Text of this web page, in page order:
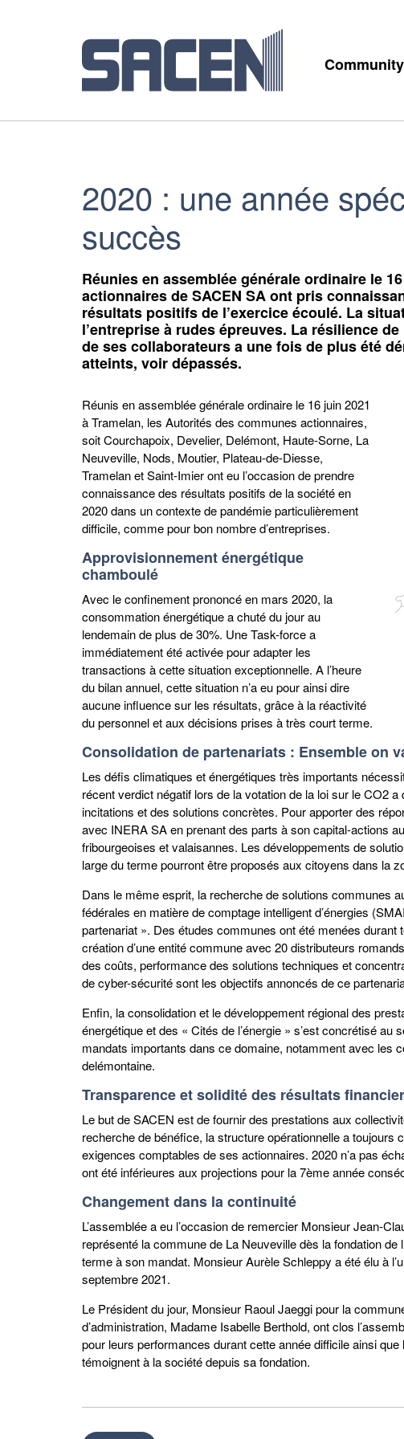
Community
2020 : une année
succès
Réunies en assemblée générale ordinaire le
actionnaires de SACEN SA ont pris
résultats positifs de l’exercice écoulé. La
l’entreprise à rudes épreuves. La résilience
de ses collaborateurs a une fois de plus été
atteints, voir dépassés.
Réunis en assemblée générale ordinaire le 16 juin 2021
à Tramelan, les Autorités des communes actionnaires,
soit Courchapoix, Develier, Delémont, Haute-Sorne, La
Neuveville, Nods, Moutier, Plateau-de-Diesse,
Tramelan et Saint-Imier ont eu l’occasion de prendre
connaissance des résultats positifs de la société en
2020 dans un contexte de pandémie particulièrement
difficile, comme pour bon nombre d’entreprises.
Approvisionnement énergétique
chamboulé
Avec le confinement prononcé en mars 2020, la
consommation énergétique a chuté du jour au
lendemain de plus de 30%. Une Task-force a
immédiatement été activée pour adapter les
transactions à cette situation exceptionnelle. A l’heure
du bilan annuel, cette situation n’a eu pour ainsi dire
aucune influence sur les résultats, grâce à la réactivité
du personnel et aux décisions prises à très court terme.
Consolidation de partenariats : Ensemble on
Les défis climatiques et énergétiques très importants
récent verdict négatif lors de la votation de la loi sur le CO2
incitations et des solutions concrètes. Pour apporter des
avec INERA SA en prenant des parts à son capital-actions
fribourgeoises et valaisannes. Les développements de
large du terme pourront être proposés aux citoyens dans la
Dans le même esprit, la recherche de solutions communes
fédérales en matière de comptage intelligent d’énergies
partenariat ». Des études communes ont été menées durant
création d’une entité commune avec 20 distributeurs
des coûts, performance des solutions techniques et
de cyber-sécurité sont les objectifs annoncés de ce
Enfin, la consolidation et le développement régional des
énergétique et des « Cités de l’énergie » s’est concrétisé au
mandats importants dans ce domaine, notamment avec les
delémontaine.
Transparence et solidité des résultats
Le but de SACEN est de fournir des prestations aux
recherche de bénéfice, la structure opérationnelle a
exigences comptables de ses actionnaires. 2020 n’a pas
ont été inférieures aux projections pour la 7ème année
Changement dans la continuité
L’assemblée a eu l’occasion de remercier Monsieur Jean-
représenté la commune de La Neuveville dès la fondation
terme à son mandat. Monsieur Aurèle Schleppy a été élu à
septembre 2021.
Le Président du jour, Monsieur Raoul Jaeggi pour la
d’administration, Madame Isabelle Berthold, ont clos
pour leurs performances durant cette année difficile ainsi
témoignent à la société depuis sa fondation.